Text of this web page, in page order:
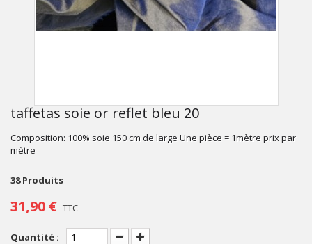
taffetas soie or reflet bleu 20
Composition: 100% soie 150 cm de large Une pièce = 1mètre prix par
mètre
38 Produits
31,90 € TTC
Quantité :